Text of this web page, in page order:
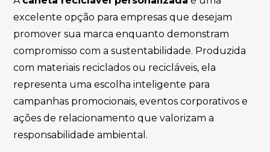
excelente opção para empresas que desejam
promover sua marca enquanto demonstram
compromisso com a sustentabilidade. Produzida
com materiais reciclados ou recicláveis, ela
representa uma escolha inteligente para
campanhas promocionais, eventos corporativos e
ações de relacionamento que valorizam a
responsabilidade ambiental.